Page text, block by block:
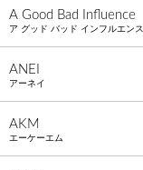
A Good Bad Influence
ア グッド バッド インフルエンス
ANEI
アーネイ
AKM
エーケーエム